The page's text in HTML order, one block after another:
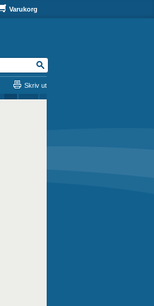
Skriv ut
Varukorg